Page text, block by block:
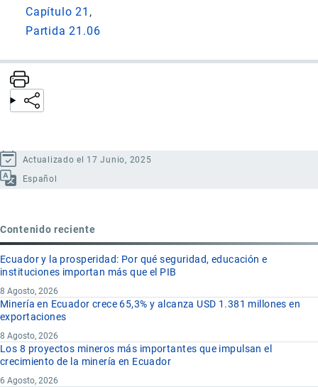
Capítulo 21
Partida 21.06
Actualizado el 17 Junio, 2025
Español
Contenido reciente
Ecuador y la prosperidad: Por qué seguridad, educación e
instituciones importan más que el PIB
8 Agosto, 2026
Minería en Ecuador crece 65,3% y alcanza USD 1.381 millones en
exportaciones
8 Agosto, 2026
Los 8 proyectos mineros más importantes que impulsan el
crecimiento de la minería en Ecuador
6 Agosto, 2026